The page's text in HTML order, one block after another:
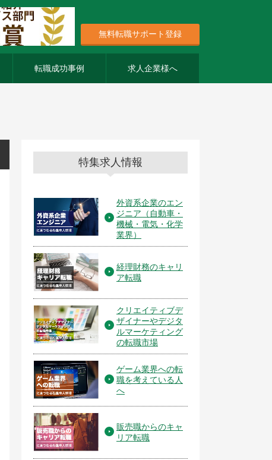
無料転職サポート登録
転職成功事例 求人企業様へ
特集求人情報
外資系企業のエン
ジニア（自動車・
機械・電気・化学
業界）
経理財務のキャリ
ア転職
クリエイティブデ
ザイナーやデジタ
ルマーケティング
の転職市場
ゲーム業界への転
職を考えている人
へ
販売職からのキャ
リア転職